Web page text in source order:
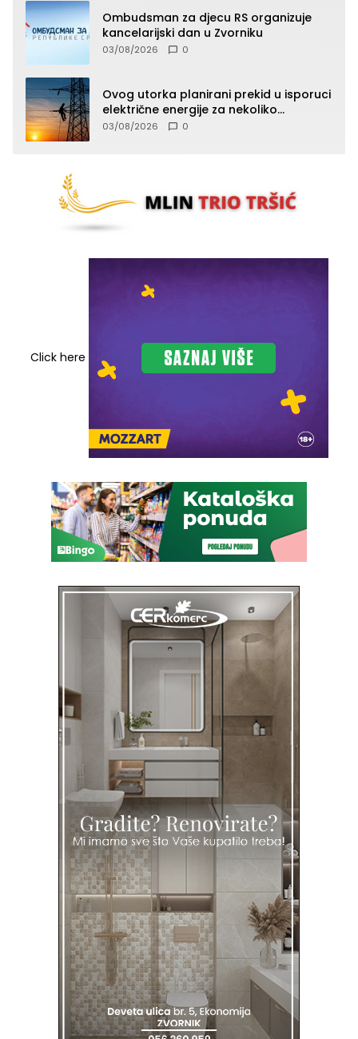
Ombudsman za djecu RS organizuje
kancelarijski dan u Zvorniku
03/08/2026 0
Ovog utorka planirani prekid u isporuci
električne energije za nekoliko
zvorničkih naselja
03/08/2026 0
Click here